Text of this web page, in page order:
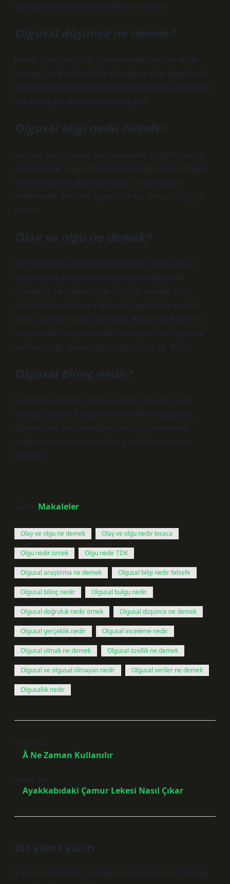
süreçleri içeren erişim bilincinin tersidir.
Olgusal düşünce ne demek?
Kendi. Karşıt olgusal düşünme/akıl yürütme, bir
bireyin, bir durum farklı olsaydı ne olacağını hayal
ederek dünya hakkında bildiği doğrulara alternatif
olasılıklar yaratması anlamına gelir.
Olgusal bilgi nedir felsefe?
Gerçek, evrensel ve doğrulanabilir bilgidir. Olaylar
veya olgular arasındaki ilişkiyi neden-sonuç ilişkisi
ilkesine göre açıklamaya çalışır. Doğa yasası
nedensellik ilkesine dayanır ve bu ilke aracılığıyla
tanınır.
Olay ve olgu ne demek?
Bir fenomen, gözlem ve deneyden ortaya çıkan,
düşünce ve araştırmanın temelini oluşturan,
sürekliliği ve istikrarı olan bir dizi olaydır. Olay,
görülen, duyulan ve algılanan, benzersiz ve ayırt
edici olan her şeydir. Örneğin, Ahmet ve Ayşe’nin
düğünü bir olaydır. Ancak Türkiye’nin her yerinde
evliliklerin gerçekleştiği bir gerçektir (3, 403).
Olgusal bilinç nedir?
Fenomenal bilinç, varoluşa ilişkin olarak “nasıl
olduğu”na dair bir açıklama sunar ve düşünce,
davranış ve iletişimde bilginin uygulanmasını
sağlayan süreçleri içeren erişim bilincinin tam
tersidir.
Tarih: Makaleler
Olay ve olgu ne demek Olay ve olgu nedir kısaca
Olgu nedir örnek Olgu nedir TDK
Olgusal araştırma ne demek Olgusal bilgi nedir felsefe
Olgusal bilinç nedir Olgusal bulgu nedir
Olgusal doğruluk nedir örnek Olgusal düşünce ne demek
Olgusal gerçeklik nedir Olgusal inceleme nedir
Olgusal olmak ne demek Olgusal özellik ne demek
Olgusal ve olgusal olmayan nedir Olgusal veriler ne demek
Olgusallık nedir
Önceki Yazı
Â Ne Zaman Kullanılır
Sonraki Yazı
Ayakkabıdaki Çamur Lekesi Nasıl Çıkar
Bir yanıt yazın
E-posta adresiniz yayınlanmayacak. Gerekli alanlar